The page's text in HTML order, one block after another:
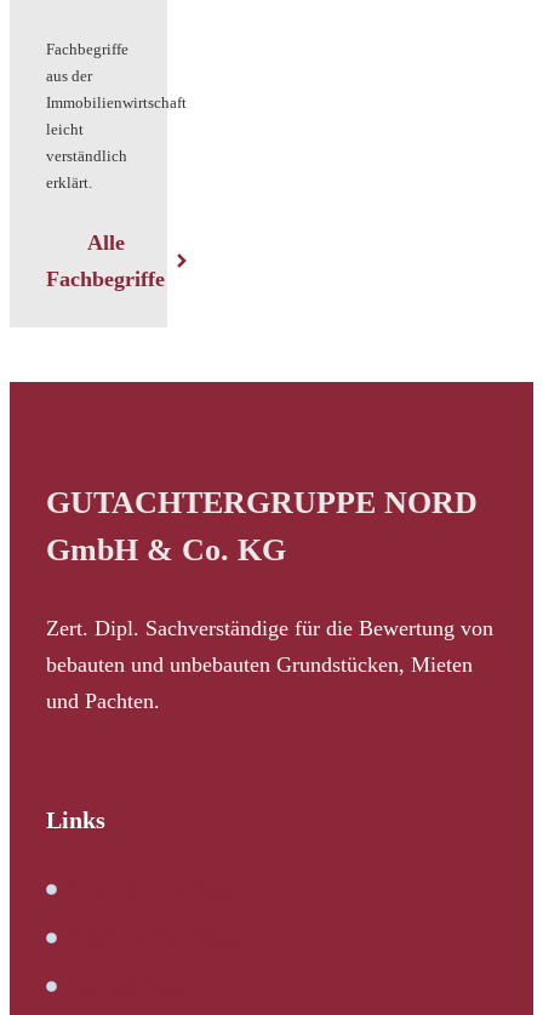
Fachbegriffe
aus der
Immobilienwirtschaft
leicht
verständlich
erklärt.
Alle
Fachbegriffe
GUTACHTERGRUPPE NORD
GmbH & Co. KG
Zert. Dipl. Sachverständige für die Bewertung von
bebauten und unbebauten Grundstücken, Mieten
und Pachten.
Links